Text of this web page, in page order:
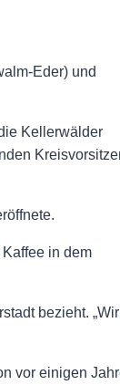
Eder) und
Kellerwälder
in dem
bezieht. „Wir
vor einigen